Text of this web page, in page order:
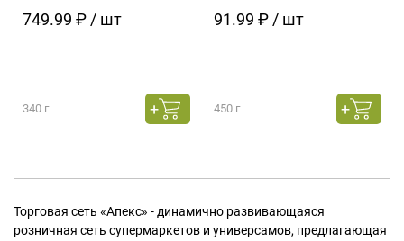
749.99 ₽ / шт
340 г
91.99 ₽ / шт
450 г
Торговая сеть «Апекс» - динамично развивающаяся
розничная сеть супермаркетов и универсамов, предлагающая